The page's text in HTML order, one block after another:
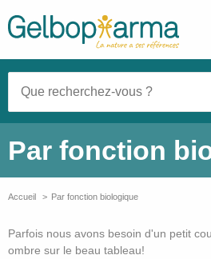
Par fonction
Accueil Par fonction biologique
Parfois nous avons besoin d'un petit
ombre sur le beau tableau!